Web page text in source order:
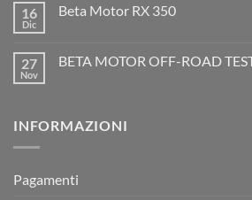
2026:
è
arrivata
su
Motocross
è
16
Dic
Beta Motor RX 350
Beta
27
Nov
BETA MOTOR OFF-ROAD
MOTOR
INFORMAZIONI
Pagamenti